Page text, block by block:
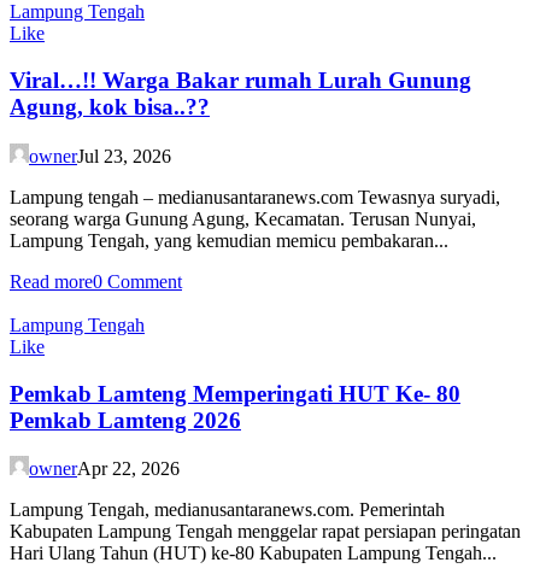
Lampung Tengah
Like
Viral…!! Warga Bakar rumah Lurah Gunung
Agung, kok bisa..??
ownerJul 23, 2026
Lampung tengah – medianusantaranews.com Tewasnya suryadi,
seorang warga Gunung Agung, Kecamatan. Terusan Nunyai,
Lampung Tengah, yang kemudian memicu pembakaran...
Read more0 Comment
Lampung Tengah
Like
Pemkab Lamteng Memperingati HUT Ke- 80
Pemkab Lamteng 2026
ownerApr 22, 2026
Lampung Tengah, medianusantaranews.com. Pemerintah
Kabupaten Lampung Tengah menggelar rapat persiapan peringatan
Hari Ulang Tahun (HUT) ke-80 Kabupaten Lampung Tengah...